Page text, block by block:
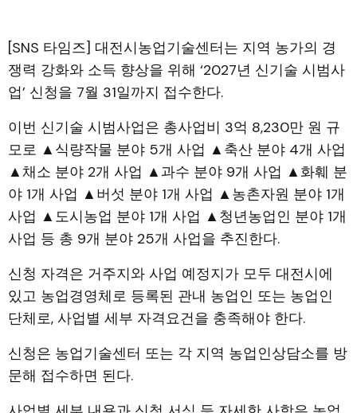
[SNS 타임즈] 대전시농업기술센터는 지역 농가의 경
쟁력 강화와 소득 향상을 위해 ‘2027년 신기술 시범사
업’ 신청을 7월 31일까지 접수한다.
이번 신기술 시범사업은 총사업비 3억 8,230만 원 규
모로 ▲식량작물 분야 5개 사업 ▲축산 분야 4개 사업
▲채소 분야 2개 사업 ▲과수 분야 9개 사업 ▲화훼 분
야 1개 사업 ▲버섯 분야 1개 사업 ▲농촌자원 분야 1개
사업 ▲도시농업 분야 1개 사업 ▲청년농업인 분야 1개
사업 등 총 9개 분야 25개 사업을 추진한다.
신청 자격은 거주지와 사업 예정지가 모두 대전시에
있고 농업경영체로 등록된 관내 농업인 또는 농업인
단체로, 사업별 세부 자격요건을 충족해야 한다.
신청은 농업기술센터 또는 각 지역 농업인상담소를 방
문해 접수하면 된다.